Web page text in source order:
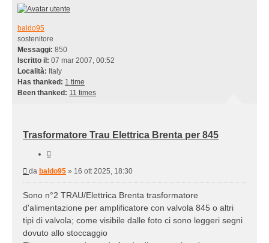
baldo95
sostenitore
Messaggi: 850
Iscritto il: 07 mar 2007, 00:52
Località: Italy
Has thanked: 1 time
Been thanked: 11 times
Trasformatore Trau Elettrica Brenta per 845
Messaggio
da baldo95 » 16 ott 2025, 18:30
Sono n°2 TRAU/Elettrica Brenta trasformatore
d'alimentazione per amplificatore con valvola 845 o altri
tipi di valvola; come visibile dalle foto ci sono leggeri segni
dovuto allo stoccaggio